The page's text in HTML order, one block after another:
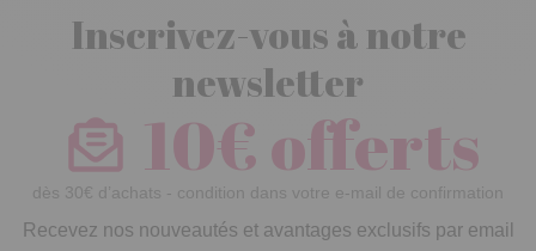
Inscrivez-vous à notre
newsletter
10€ offerts
dès 30€ d’achats - condition dans votre e-mail de confirmation
Recevez nos nouveautés et avantages exclusifs par email